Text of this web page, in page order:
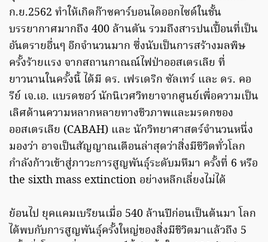
ก.ย.2562 ทำให้เกิดก๊าซคาร์บอนไดออกไซด์ในชั้น
บรรยากาศมากถึง 400 ล้านตัน รวมถึงสารปนเปื้อนที่เป็น
อันตรายอื่นๆ อีกจำนวนมาก ซึ่งนับเป็นการสร้างมลพิษ
ครั้งร้ายแรง จากสถานกาณณ์ไฟป่าออสเตรเลีย ที่
ยาวนานในครั้งนี้ ได้มี ดร. เฟรเดริก ซัลเทร์ และ ดร. คอ
รีย์ เจ.เอ. แบรดชอว์ นักนิเวศวิทยาจากศูนย์เพื่อความเป็น
เลิศด้านความหลากหลายทางชีวภาพและมรดกของ
ออสเตรเลีย (CABAH) และ นักวิทยาศาสตร์จำนวนหนึ่ง
มองว่า อาจเป็นสัญญาณเตือนล่าสุดว่าสิ่งมีชีวิตทั่วโลก
กำลังก้าวเข้าสู่ภาวะการสูญพันธุ์ระดับมหึมา ครั้งที่ 6 หรือ
the sixth mass extinction อย่างหลีกเลี่ยงไม่ได้
ย้อนไป ยุคแคมเบรียนเมื่อ 540 ล้านปีก่อนเป็นต้นมา โลก
ได้พบกับการสูญพันธุ์ครั้งใหญ่ของสิ่งมีชีวิตมาแล้วถึง 5